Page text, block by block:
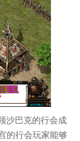
沙巴克的行会成
的行会玩家能够